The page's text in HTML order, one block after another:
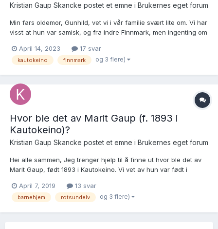
Kristian Gaup Skancke postet et emne i Brukernes eget forum
Min fars oldemor, Gunhild, vet vi i vår familie svært lite om. Vi har
visst at hun var samisk, og fra indre Finnmark, men ingenting om
Gunhild Olsdatter var i 1865 fosterbarn hos gårdbrukerne Nils
Nilsen og Guri Olsdatter i...
April 14, 2023 17 svar
kautokeino finnmark og 3 flere)
Hvor ble det av Marit Gaup (f. 1893 i
Kautokeino)?
Kristian Gaup Skancke postet et emne i Brukernes eget forum
Hei alle sammen, Jeg trenger hjelp til å finne ut hvor ble det av
Marit Gaup, født 1893 i Kautokeino. Vi vet av hun var født i
1901 havnet på Rotsundelv lappiske barnehjem, hvor hun i 1909
ble konfirmert. Hun ble på Rots...
April 7, 2019 13 svar
barnehjem rotsundelv og 3 flere)